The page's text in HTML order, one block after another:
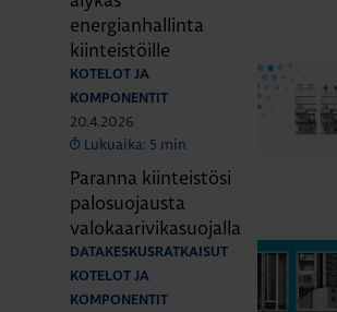
energianhallinta
kiinteistöille
KOTELOT JA
KOMPONENTIT
20.4.2026
Lukuaika: 5 min
Paranna kiinteistösi
palosuojausta
valokaarivikasuojalla
DATAKESKUSRATKAISUT
KOTELOT JA
KOMPONENTIT